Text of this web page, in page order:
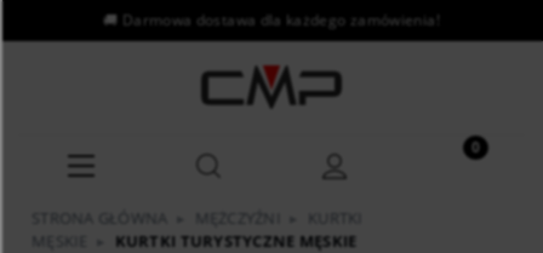
KURTKI
MĘSKIE
KURTKI TURYSTYCZNE MĘSKIE